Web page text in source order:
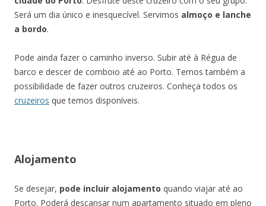
Será um dia único e inesquecível. Servimos almoço e lanche
a bordo.
Pode ainda fazer o caminho inverso. Subir até à Régua de
barco e descer de comboio até ao Porto. Temos também a
possibilidade de fazer outros cruzeiros. Conheça todos os
cruzeiros que temos disponíveis.
Alojamento
Se desejar, pode incluir alojamento quando viajar até ao
Porto. Poderá descansar num apartamento situado em pleno